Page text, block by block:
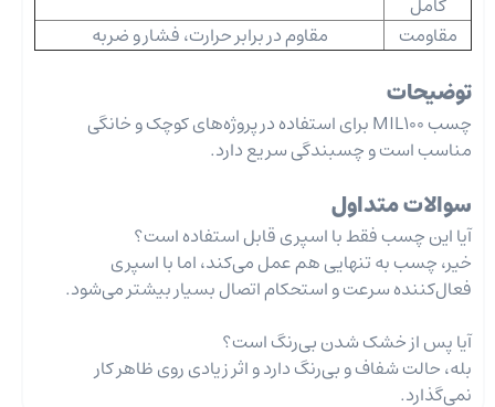
مقاومت
مقاوم در برابر حرارت، فشار و ضربه
توضیحات
چسب MIL100 برای استفاده در پروژه‌های کوچک و خانگی
مناسب است و چسبندگی سریع دارد.
سوالات متداول
آیا این چسب فقط با اسپری قابل استفاده است؟
خیر، چسب به تنهایی هم عمل می‌کند، اما با اسپری
فعال‌کننده سرعت و استحکام اتصال بسیار بیشتر می‌شود.
آیا پس از خشک شدن بی‌رنگ است؟
بله، حالت شفاف و بی‌رنگ دارد و اثر زیادی روی ظاهر کار
نمی‌گذارد.